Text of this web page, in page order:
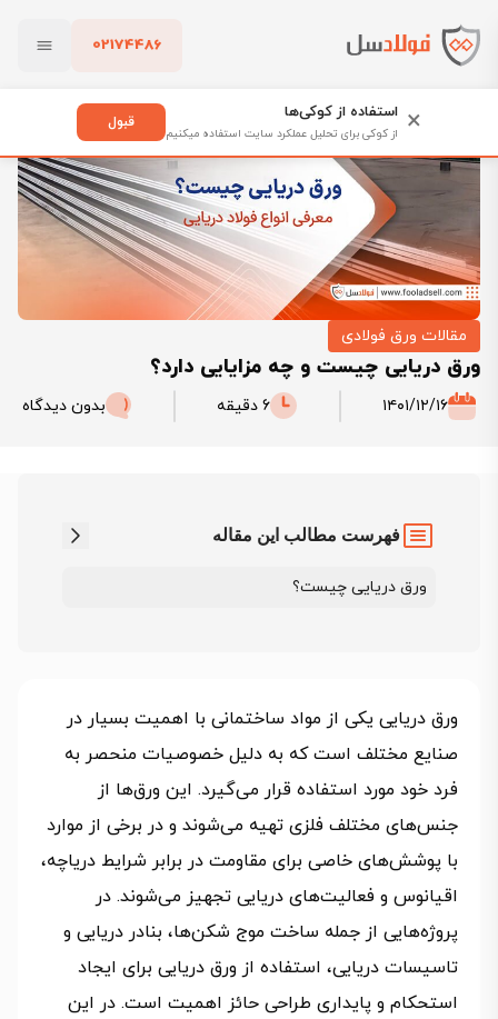
02174486
پاک کردن
فولادسل
مقالات ورق فولادی
ورق دریایی چیست و چه مزایایی دارد؟
۱۴۰۱/۱۲/۱۶ 6 دقیقه بدون دیدگاه
فهرست مطالب این مقاله
ورق دریایی چیست؟
ورق دریایی یکی از مواد ساختمانی با اهمیت بسیار در
صنایع مختلف است که به دلیل خصوصیات منحصر به
فرد خود مورد استفاده قرار می‌گیرد. این ورق‌ها از
جنس‌های مختلف فلزی تهیه می‌شوند و در برخی از موارد
با پوشش‌های خاصی برای مقاومت در برابر شرایط دریاچه،
اقیانوس و فعالیت‌های دریایی تجهیز می‌شوند. در
پروژه‌هایی از جمله ساخت موج شکن‌ها، بنادر دریایی و
تاسیسات دریایی، استفاده از ورق دریایی برای ایجاد
استحکام و پایداری طراحی حائز اهمیت است. در این
× استفاده از کوکی‌ها
از کوکی برای تحلیل عملکرد سایت استفاده میکنیم
قبول